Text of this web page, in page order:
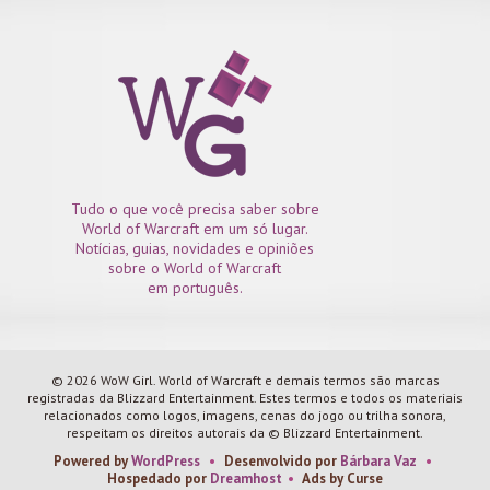
Tudo o que você precisa saber sobre
World of Warcraft em um só lugar.
Notícias, guias, novidades e opiniões
sobre o World of Warcraft
em português.
© 2026 WoW Girl. World of Warcraft e demais termos são marcas
registradas da Blizzard Entertainment. Estes termos e todos os materiais
relacionados como logos, imagens, cenas do jogo ou trilha sonora,
respeitam os direitos autorais da © Blizzard Entertainment.
Powered byWordPress • Desenvolvido por Bárbara Vaz •
Hospedado por Dreamhost • Ads by Curse